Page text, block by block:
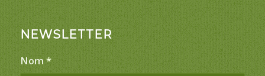
NEWSLETTER
Nom *